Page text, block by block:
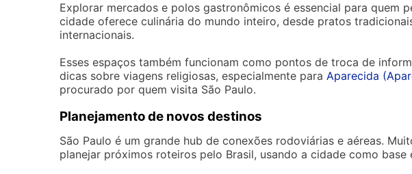
Explorar mercados e polos gastronômicos é essencial para quem
cidade oferece culinária do mundo inteiro, desde pratos
internacionais.
Esses espaços também funcionam como pontos de troca de
dicas sobre viagens religiosas, especialmente para Aparecida
procurado por quem visita São Paulo.
Planejamento de novos destinos
São Paulo é um grande hub de conexões rodoviárias e aéreas.
planejar próximos roteiros pelo Brasil, usando a cidade como base